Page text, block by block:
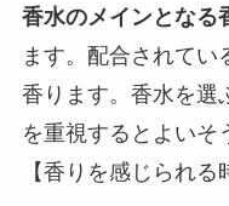
香水のメインとなる
ます。配合されてい
香ります。香水を選
を重視するとよいそ
【香りを感じられ